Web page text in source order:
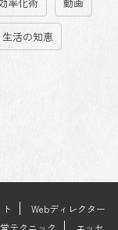
生活の知恵
Webディレクター
テクニック
エッセ